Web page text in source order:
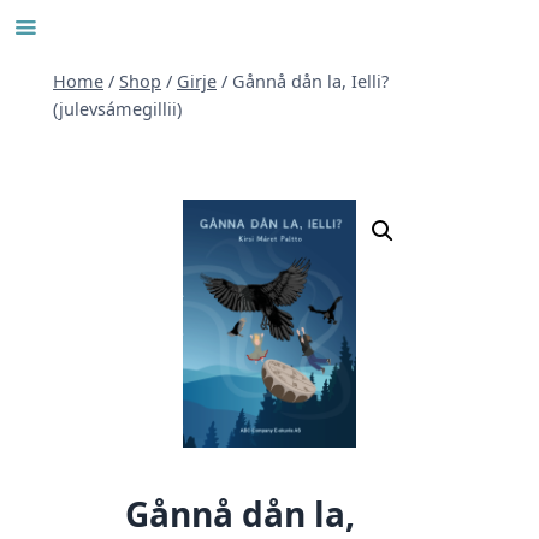
Skip
contentHome / Shop / Girje / Gånnå dån la, Ielli?
(julevsámegillii)
Gånnå dån la,